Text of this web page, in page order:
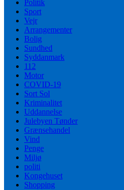
Politik
Sport
Vejr
Arrangementer
Bolig
Sundhed
Syddanmark
112
Motor
COVID-19
Sort Sol
Kriminalitet
Uddannelse
Julebyen Tønder
Grænsehandel
Vind
Penge
Miljø
politi
Kongehuset
Shopping